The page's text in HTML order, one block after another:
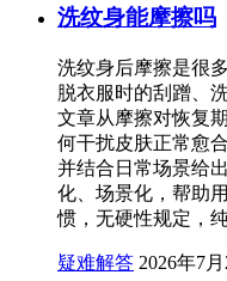
洗纹身能摩擦吗
洗纹身后摩擦是很
脱衣服时的刮蹭、
文章从摩擦对恢复
何干扰皮肤正常愈
并结合日常场景给
化、场景化，帮助
惯，无硬性规定，
疑难解答 2026年7月